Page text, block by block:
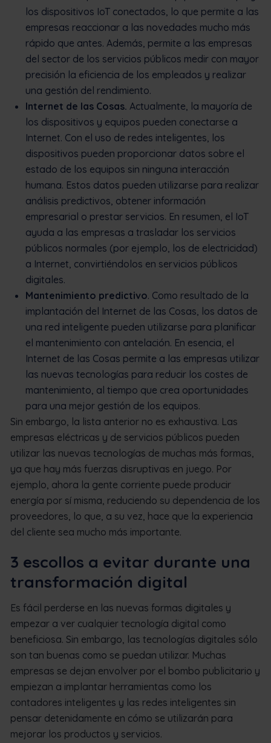
los dispositivos IoT conectados, lo que permite a las
empresas reaccionar a las novedades mucho más
rápido que antes. Además, permite a las empresas
del sector de los servicios públicos medir con mayor
precisión la eficiencia de los empleados y realizar
una gestión del rendimiento.
Internet de las Cosas. Actualmente, la mayoría de
los dispositivos y equipos pueden conectarse a
Internet. Con el uso de redes inteligentes, los
dispositivos pueden proporcionar datos sobre el
estado de los equipos sin ninguna interacción
humana. Estos datos pueden utilizarse para realizar
análisis predictivos, obtener información
empresarial o prestar servicios. En resumen, el IoT
ayuda a las empresas a trasladar los servicios
públicos normales (por ejemplo, los de electricidad)
a Internet, convirtiéndolos en servicios públicos
digitales.
Mantenimiento predictivo. Como resultado de la
implantación del Internet de las Cosas, los datos de
una red inteligente pueden utilizarse para planificar
el mantenimiento con antelación. En esencia, el
Internet de las Cosas permite a las empresas utilizar
las nuevas tecnologías para reducir los costes de
mantenimiento, al tiempo que crea oportunidades
para una mejor gestión de los equipos.
Sin embargo, la lista anterior no es exhaustiva. Las
empresas eléctricas y de servicios públicos pueden
utilizar las nuevas tecnologías de muchas más formas,
ya que hay más fuerzas disruptivas en juego. Por
ejemplo, ahora la gente corriente puede producir
energía por sí misma, reduciendo su dependencia de los
proveedores, lo que, a su vez, hace que la experiencia
del cliente sea mucho más importante.
3 escollos a evitar durante una
transformación digital
Es fácil perderse en las nuevas formas digitales y
empezar a ver cualquier tecnología digital como
beneficiosa. Sin embargo, las tecnologías digitales sólo
son tan buenas como se puedan utilizar. Muchas
empresas se dejan envolver por el bombo publicitario y
empiezan a implantar herramientas como los
contadores inteligentes y las redes inteligentes sin
pensar detenidamente en cómo se utilizarán para
mejorar los productos y servicios.